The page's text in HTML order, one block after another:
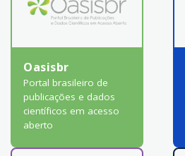
Oasisbr
Portal brasileiro de
publicações e dados
científicos em acesso
aberto